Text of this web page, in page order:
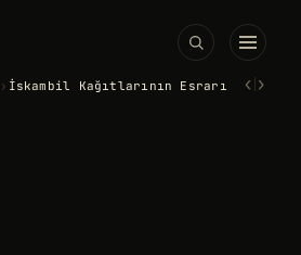
› İskambil Kağıtlarının Esrarı ‹›